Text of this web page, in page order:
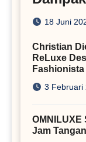
Rumah
18 Juni
Christian
ReLuxe
Fashionista
3 Februari
Jam